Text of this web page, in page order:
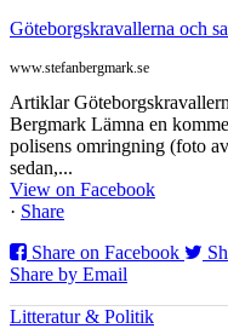
Göteborgskravallerna och
www.stefanbergmark.se
Artiklar
Bergmark Lämna en
polisens omringning (foto
sedan,...
View on Facebook
· Share
Share on Facebook
Share by Email
Litteratur & Politik